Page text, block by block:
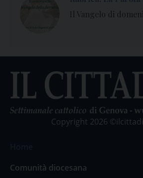
Il Vangelo di
Copyright 2026
Comunità diocesana